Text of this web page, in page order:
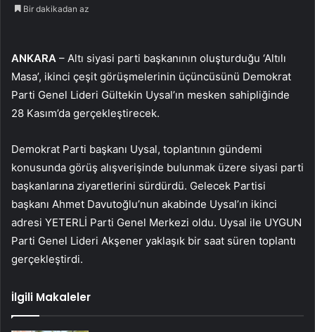
Bir dakikadan az
ANKARA – Altı siyasi parti başkanının oluşturduğu ‘Altılı
Masa’, ikinci çeşit görüşmelerinin üçüncüsünü Demokrat
Parti Genel Lideri Gültekin Uysal’ın mesken sahipliğinde
28 Kasım’da gerçekleştirecek.
Demokrat Parti başkanı Uysal, toplantının gündemi
konusunda görüş alışverişinde bulunmak üzere siyasi parti
başkanlarına ziyaretlerini sürdürdü. Gelecek Partisi
başkanı Ahmet Davutoğlu’nun akabinde Uysal’ın ikinci
adresi YETERLİ Parti Genel Merkezi oldu. Uysal ile UYGUN
Parti Genel Lideri Akşener yaklaşık bir saat süren toplantı
gerçekleştirdi.
İlgili Makaleler